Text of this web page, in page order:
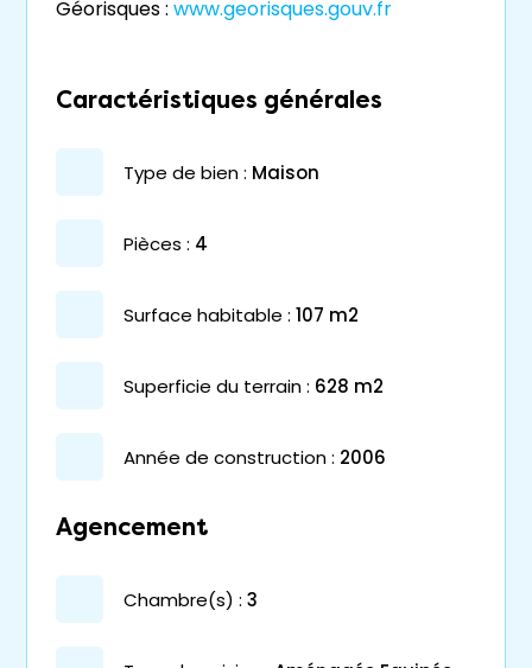
Géorisques : www.georisques.gouv.fr
Caractéristiques générales
type de bien : maison
pièces : 4
surface habitable : 107 m2
superficie du terrain : 628 m2
année de construction : 2006
Agencement
chambre(s) : 3